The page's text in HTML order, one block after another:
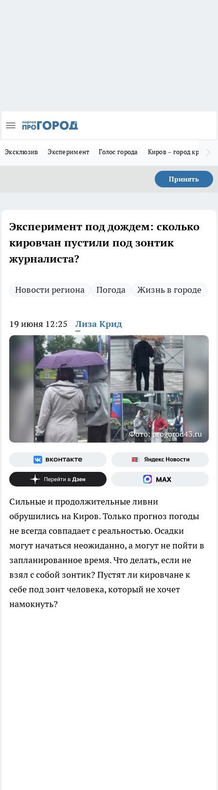
Эксклюзив Эксперимент Голос города Киров – город
Принять
Эксперимент под дождем: сколько
кировчан пустили под зонтик
журналиста?
Новости региона Погода Жизнь в городе
19 июня 12:25 Лиза Крид
Фото: progorod43.ru
Сильные и продолжительные ливни
обрушились на Киров. Только прогноз погоды
не всегда совпадает с реальностью. Осадки
могут начаться неожиданно, а могут не пойти в
запланированное время. Что делать, если не
взял с собой зонтик? Пустят ли кировчане к
себе под зонт человека, который не хочет
намокнуть?